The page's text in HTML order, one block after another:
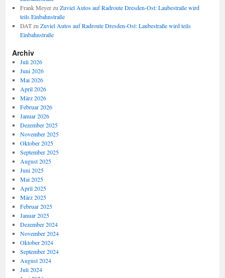
Frank MeyerzuZuviel Autos auf Radroute Dresden-Ost: Laubestraße wird
teils Einbahnstraße
DATzuZuviel Autos auf Radroute Dresden-Ost: Laubestraße wird teils
Einbahnstraße
Archiv
Juli 2026
Juni 2026
Mai 2026
April 2026
März 2026
Februar 2026
Januar 2026
Dezember 2025
November 2025
Oktober 2025
September 2025
August 2025
Juni 2025
Mai 2025
April 2025
März 2025
Februar 2025
Januar 2025
Dezember 2024
November 2024
Oktober 2024
September 2024
August 2024
Juli 2024